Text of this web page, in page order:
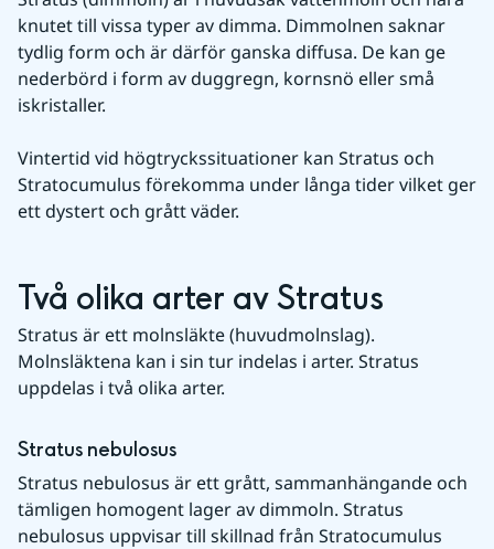
knutet till vissa typer av dimma. Dimmolnen saknar
tydlig form och är därför ganska diffusa. De kan ge
nederbörd i form av duggregn, kornsnö eller små
iskristaller.
Vintertid vid högtryckssituationer kan Stratus och
Stratocumulus förekomma under långa tider vilket ger
ett dystert och grått väder.
Två olika arter av Stratus
Stratus är ett molnsläkte (huvudmolnslag).
Molnsläktena kan i sin tur indelas i arter. Stratus
uppdelas i två olika arter.
Stratus nebulosus
Stratus nebulosus är ett grått, sammanhängande och
tämligen homogent lager av dimmoln. Stratus
nebulosus uppvisar till skillnad från Stratocumulus